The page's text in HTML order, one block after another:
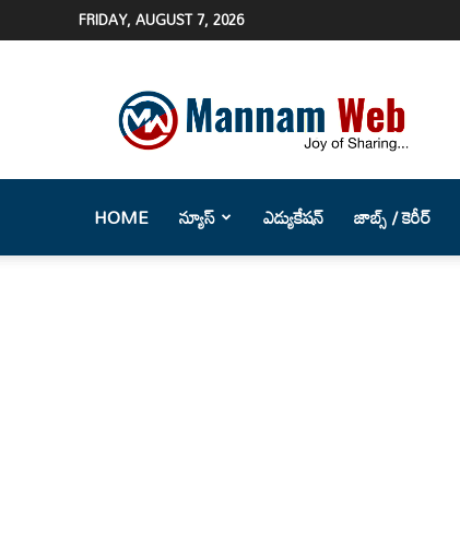
FRIDAY, AUGUST 7, 2026
Web
(మన్నం
News
HOME న్యూస్ ఎడ్యుకేషన్ జాబ్స్ / కెరీర్